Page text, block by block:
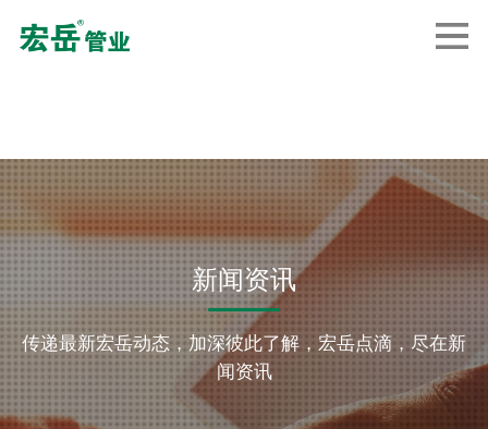
新闻资讯
传递最新宏岳动态，加深彼此了解，宏岳点滴，尽在新
闻资讯